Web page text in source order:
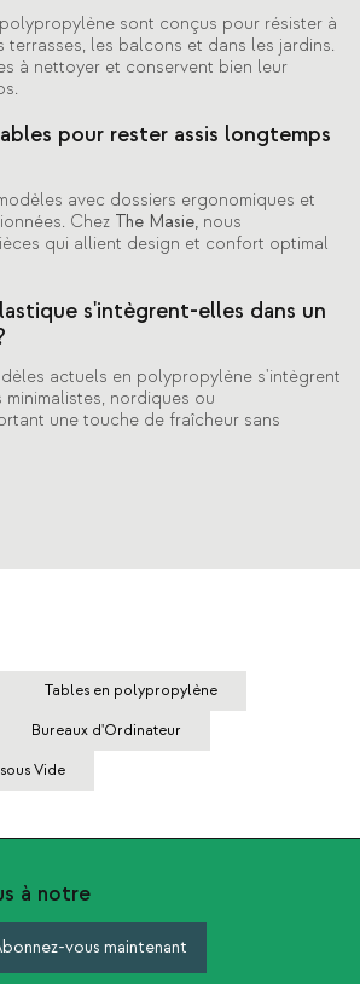
sont conçus pour résister à
terrasses, les balcons et dans les jardins.
à nettoyer et conservent bien leur
pour rester assis longtemps
avec dossiers ergonomiques et
Chez The Masie, nous
qui allient design et confort optimal
s'intègrent-elles dans un
actuels en polypropylène s'intègrent
nordiques ou
une touche de fraîcheur sans
Tables en polypropylène
Bureaux d'Ordinateur
Vide
à notre
vous maintenant